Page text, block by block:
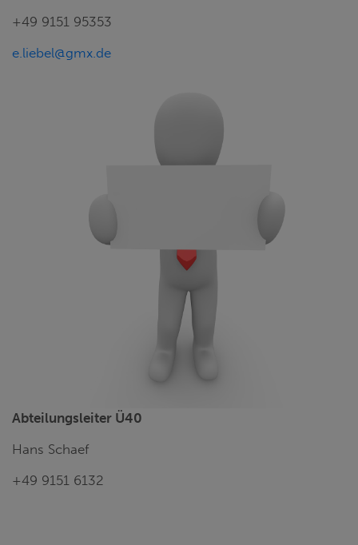
+49 9151 95353
e.liebel@gmx.de
Abteilungsleiter Ü40
Hans Schaef
+49 9151 6132